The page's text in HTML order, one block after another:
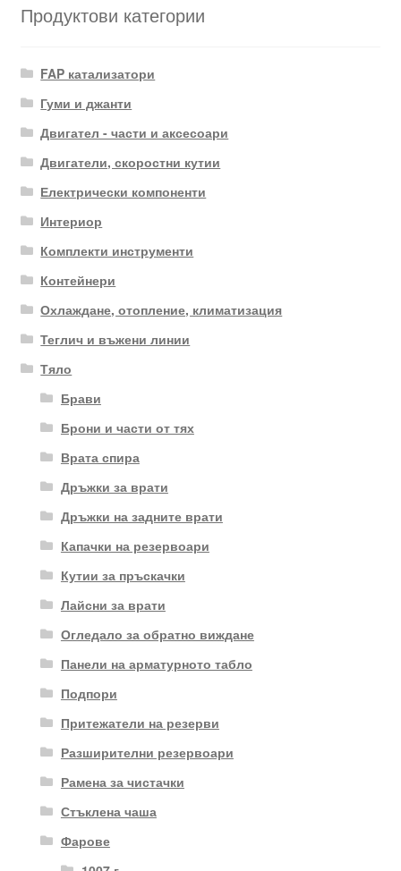
Продуктови категории
FAP катализатори
Гуми и джанти
Двигател - части и аксесоари
Двигатели, скоростни кутии
Електрически компоненти
Интериор
Комплекти инструменти
Контейнери
Охлаждане, отопление, климатизация
Теглич и въжени линии
Тяло
Брави
Брони и части от тях
Врата спира
Дръжки за врати
Дръжки на задните врати
Капачки на резервоари
Кутии за пръскачки
Лайсни за врати
Огледало за обратно виждане
Панели на арматурното табло
Подпори
Притежатели на резерви
Разширителни резервоари
Рамена за чистачки
Стъклена чаша
Фарове